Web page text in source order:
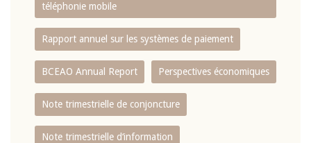
téléphonie mobile
Rapport annuel sur les systèmes de paiement
BCEAO Annual Report Perspectives économiques
Note trimestrielle de conjoncture
Note trimestrielle d‘information